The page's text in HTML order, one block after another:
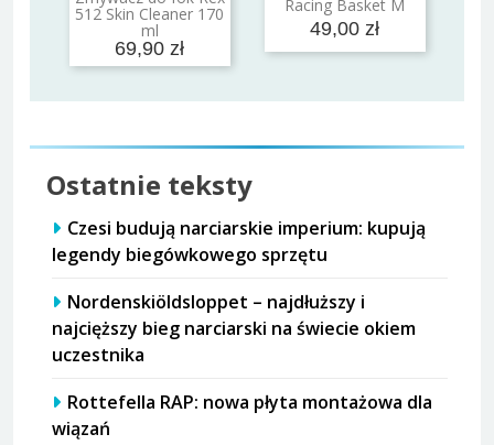
512 Skin Cleaner 170
ml
69,90 zł
Dodaj do koszyka Racing Basket M
49,00 zł
Ostatnie teksty
Czesi budują narciarskie imperium: kupują
legendy biegówkowego sprzętu
Nordenskiöldsloppet – najdłuższy i
najcięższy bieg narciarski na świecie okiem
uczestnika
Rottefella RAP: nowa płyta montażowa dla
wiązań